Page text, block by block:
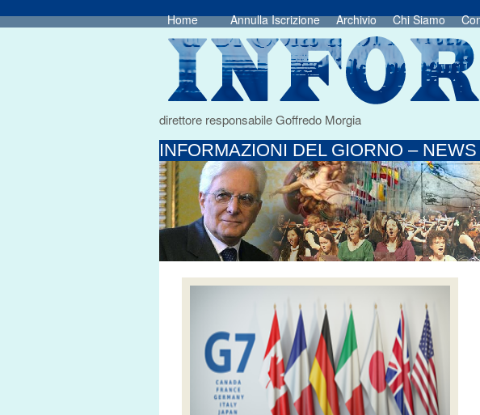
Home Annulla Iscrizione Archivio Chi Siamo
direttore responsabile Goffredo Morgia
INFORMAZIONI DEL GIORNO –